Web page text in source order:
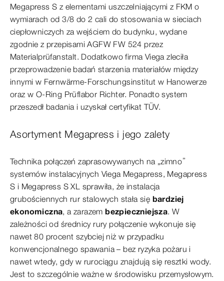
Megapress S z elementami uszczelniającymi z FKM o
wymiarach od 3/8 do 2 cali do stosowania w sieciach
ciepłowniczych za wejściem do budynku, wydane
zgodnie z przepisami AGFW FW 524 przez
Materialprüfanstalt. Dodatkowo firma Viega zleciła
przeprowadzenie badań starzenia materiałów między
innymi w Fernwärme-Forschungsinstitut w Hanowerze
oraz w O-Ring Prüflabor Richter. Ponadto system
przeszedł badania i uzyskał certyfikat TÜV.
Asortyment Megapress i jego zalety
Technika połączeń zaprasowywanych na „zimno”
systemów instalacyjnych Viega Megapress, Megapress
S i Megapress S XL sprawiła, że instalacja
grubościennych rur stalowych stała się bardziej
ekonomiczna, a zarazembezpieczniejsza. W
zależności od średnicy rury połączenie wykonuje się
nawet 80 procent szybciej niż w przypadku
konwencjonalnego spawania – bez ryzyka pożaru i
nawet wtedy, gdy w rurociągu znajdują się resztki wody.
Jest to szczególnie ważne w środowisku przemysłowym.